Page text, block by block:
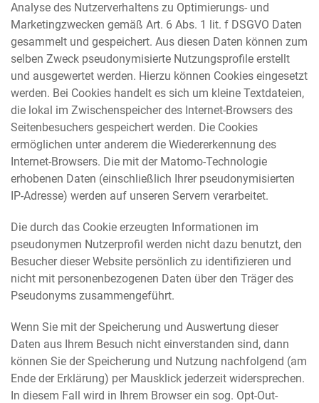
Analyse des Nutzerverhaltens zu Optimierungs- und
Marketingzwecken gemäß Art. 6 Abs. 1 lit. f DSGVO Daten
gesammelt und gespeichert. Aus diesen Daten können zum
selben Zweck pseudonymisierte Nutzungsprofile erstellt
und ausgewertet werden. Hierzu können Cookies eingesetzt
werden. Bei Cookies handelt es sich um kleine Textdateien,
die lokal im Zwischenspeicher des Internet-Browsers des
Seitenbesuchers gespeichert werden. Die Cookies
ermöglichen unter anderem die Wiedererkennung des
Internet-Browsers. Die mit der Matomo-Technologie
erhobenen Daten (einschließlich Ihrer pseudonymisierten
IP-Adresse) werden auf unseren Servern verarbeitet.
Die durch das Cookie erzeugten Informationen im
pseudonymen Nutzerprofil werden nicht dazu benutzt, den
Besucher dieser Website persönlich zu identifizieren und
nicht mit personenbezogenen Daten über den Träger des
Pseudonyms zusammengeführt.
Wenn Sie mit der Speicherung und Auswertung dieser
Daten aus Ihrem Besuch nicht einverstanden sind, dann
können Sie der Speicherung und Nutzung nachfolgend (am
Ende der Erklärung) per Mausklick jederzeit widersprechen.
In diesem Fall wird in Ihrem Browser ein sog. Opt-Out-